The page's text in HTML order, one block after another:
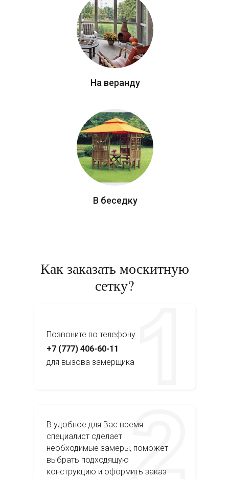
В беседку
На веранду
Как заказать москитную
сетку?
Позвоните по телефону
В удобное для Вас время
специалист сделает
необходимые замеры, поможет
выбрать подходящую
конструкцию и оформить заказ
+7 (777) 406-60-11
для вызова замерщика